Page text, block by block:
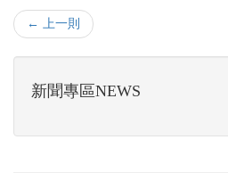
← 上一則
新聞專區NEWS